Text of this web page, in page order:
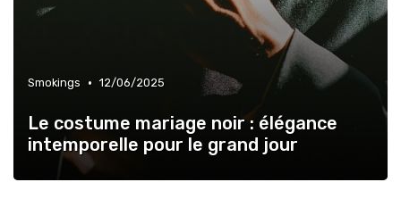
Smokings • 12/06/2025
Le costume mariage noir : élégance
intemporelle pour le grand jour